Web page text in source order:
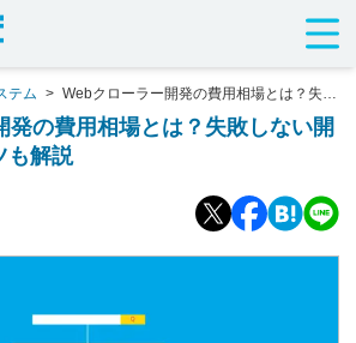
テム > Webクローラー開発の費用相場とは？失敗
も解説
発の費用相場とは？失敗しない開
も解説